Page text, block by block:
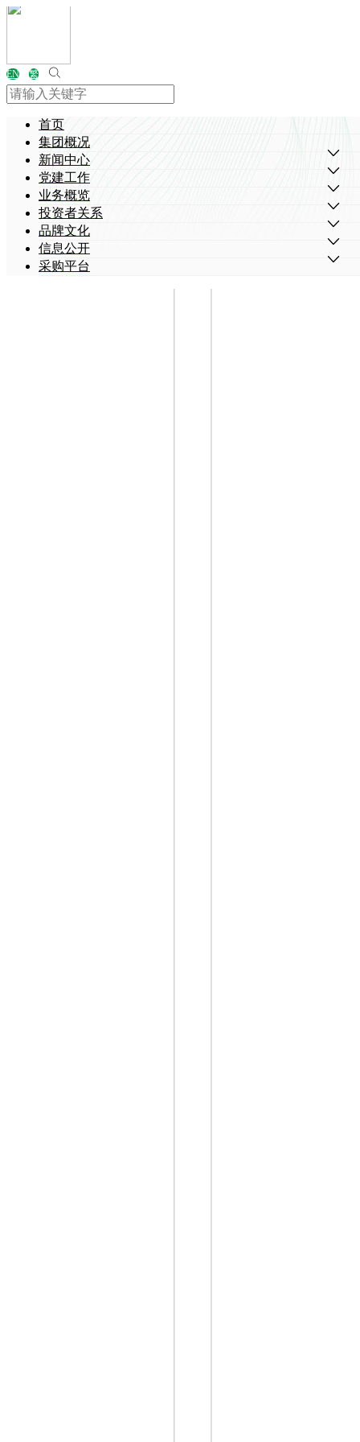
EN 繁
首页
集团概况
新闻中心
党建工作
业务概览
投资者关系
品牌文化
信息公开
采购平台